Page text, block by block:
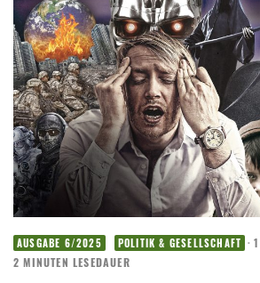
AUSGABE 6/2025 POLITIK & GESELLSCHAFT ·
2 MINUTEN LESEDAUER